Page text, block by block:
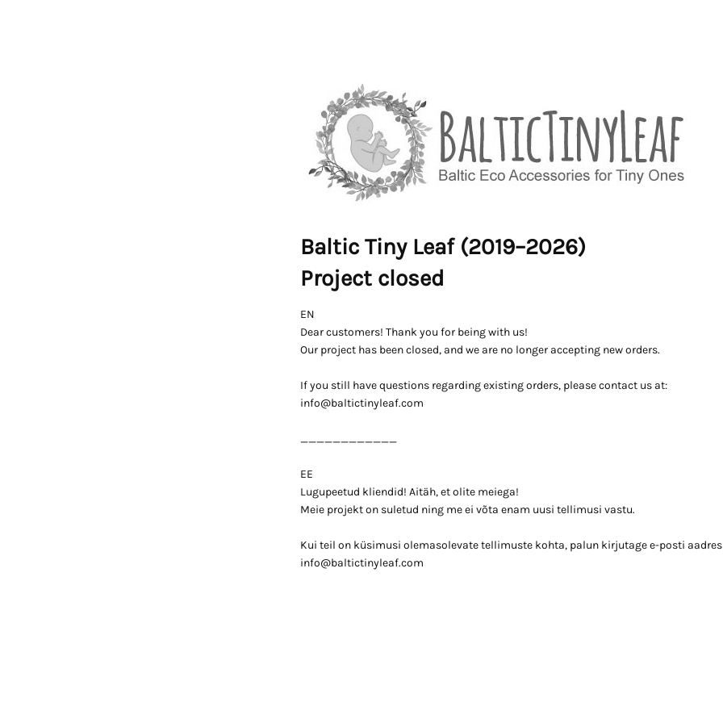
Baltic Tiny Leaf (2019–2026)
Project closed
EN
Dear customers! Thank you for being with us!
Our project has been closed, and we are no longer accepting new orders.
If you still have questions regarding existing orders, please contact us at:
info@baltictinyleaf.com
____________
EE
Lugupeetud kliendid! Aitäh, et olite meiega!
Meie projekt on suletud ning me ei võta enam uusi tellimusi vastu.
Kui teil on küsimusi olemasolevate tellimuste kohta, palun kirjutage e-posti
info@baltictinyleaf.com